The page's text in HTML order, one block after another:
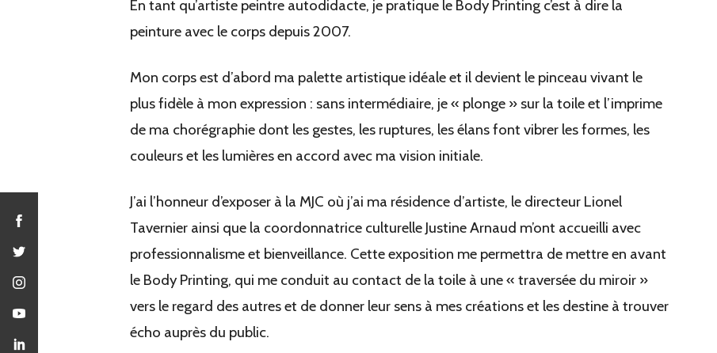
En tant qu’artiste peintre autodidacte, je pratique le Body Printing c’est à dire la
peinture avec le corps depuis 2007.
Mon corps est d’abord ma palette artistique idéale et il devient le pinceau vivant le
plus fidèle à mon expression : sans intermédiaire, je « plonge » sur la toile et l’imprime
de ma chorégraphie dont les gestes, les ruptures, les élans font vibrer les formes, les
couleurs et les lumières en accord avec ma vision initiale.
J’ai l’honneur d’exposer à la MJC où j’ai ma résidence d’artiste, le directeur Lionel
Tavernier ainsi que la coordonnatrice culturelle Justine Arnaud m’ont accueilli avec
professionnalisme et bienveillance. Cette exposition me permettra de mettre en avant
le Body Printing, qui me conduit au contact de la toile à une « traversée du miroir »
vers le regard des autres et de donner leur sens à mes créations et les destine à trouver
écho auprès du public.